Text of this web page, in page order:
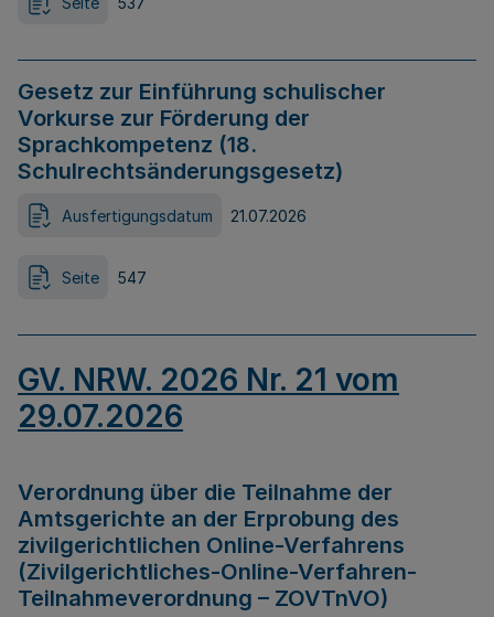
Gesetz zur Einführung schulischer
Vorkurse zur Förderung der
Sprachkompetenz (18.
Schulrechtsänderungsgesetz)
Ausfertigungsdatum 21.07.2026
Seite 547
GV. NRW. 2026 Nr. 21 vom
29.07.2026
Verordnung über die Teilnahme der
Amtsgerichte an der Erprobung des
zivilgerichtlichen Online-Verfahrens
(Zivilgerichtliches-Online-Verfahren-
Teilnahmeverordnung – ZOVTnVO)